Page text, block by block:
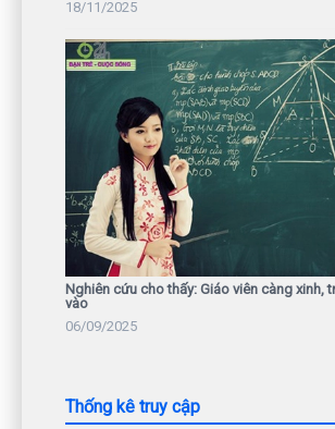
18/11/2025
Nghiên cứu cho thấy: Giáo viên càng xinh,
vào
06/09/2025
Thống kê truy cập